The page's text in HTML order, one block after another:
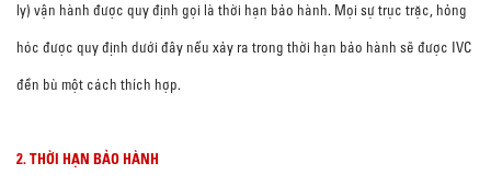
ly) vận hành được quy định gọi là thời hạn bảo hành. Mọi sự trục trặc, hỏng
hóc được quy định dưới đây nếu xảy ra trong thời hạn bảo hành sẽ được IVC
đền bù một cách thích hợp.
2. THỜI HẠN BẢO HÀNH